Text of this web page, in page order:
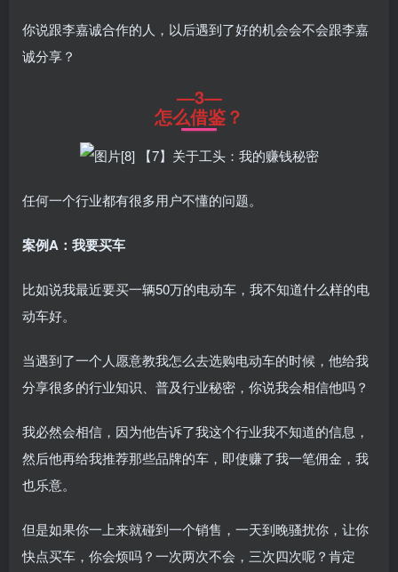
你说跟李嘉诚合作的人，以后遇到了好的机会会不会跟李嘉
诚分享？
—3—
怎么借鉴？
任何一个行业都有很多用户不懂的问题。
案例A：我要买车
比如说我最近要买一辆50万的电动车，我不知道什么样的电
动车好。
当遇到了一个人愿意教我怎么去选购电动车的时候，他给我
分享很多的行业知识、普及行业秘密，你说我会相信他吗？
我必然会相信，因为他告诉了我这个行业我不知道的信息，
然后他再给我推荐那些品牌的车，即使赚了我一笔佣金，我
也乐意。
但是如果你一上来就碰到一个销售，一天到晚骚扰你，让你
快点买车，你会烦吗？一次两次不会，三次四次呢？肯定